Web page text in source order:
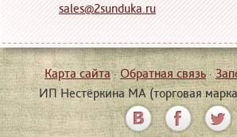
sales@2sunduka.ru
Карта сайта·Обратная связь·
ИП Нестёркина МА (торговая